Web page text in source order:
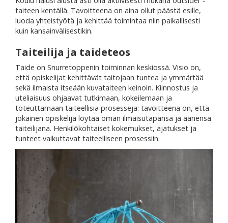
taiteen kentällä. Tavoitteena on aina ollut päästä esille,
luoda yhteistyötä ja kehittää toimintaa niin paikallisesti
kuin kansainvälisestikin.
Taiteilija ja taideteos
Taide on Snurretoppenin toiminnan keskiössä. Visio on,
että opiskelijat kehittävät taitojaan tuntea ja ymmärtää
sekä ilmaista itseään kuvataiteen keinoin. Kiinnostus ja
uteliaisuus ohjaavat tutkimaan, kokeilemaan ja
toteuttamaan taiteellisia prosesseja: tavoitteena on, että
jokainen opiskelija löytää oman ilmaisutapansa ja äänensä
taiteilijana. Henkilökohtaiset kokemukset, ajatukset ja
tunteet vaikuttavat taiteelliseen prosessiin.